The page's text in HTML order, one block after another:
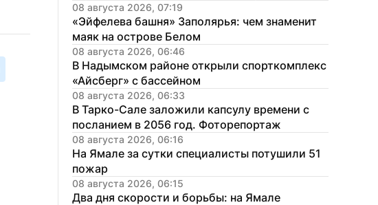
08 августа 2026, 07:19
«Эйфелева башня» Заполярья: чем знаменит
маяк на острове Белом
08 августа 2026, 06:46
В Надымском районе открыли спорткомплекс
«Айсберг» с бассейном
08 августа 2026, 06:33
В Тарко-Сале заложили капсулу времени с
посланием в 2056 год. Фоторепортаж
08 августа 2026, 06:16
На Ямале за сутки специалисты потушили 51
пожар
08 августа 2026, 06:15
Два дня скорости и борьбы: на Ямале